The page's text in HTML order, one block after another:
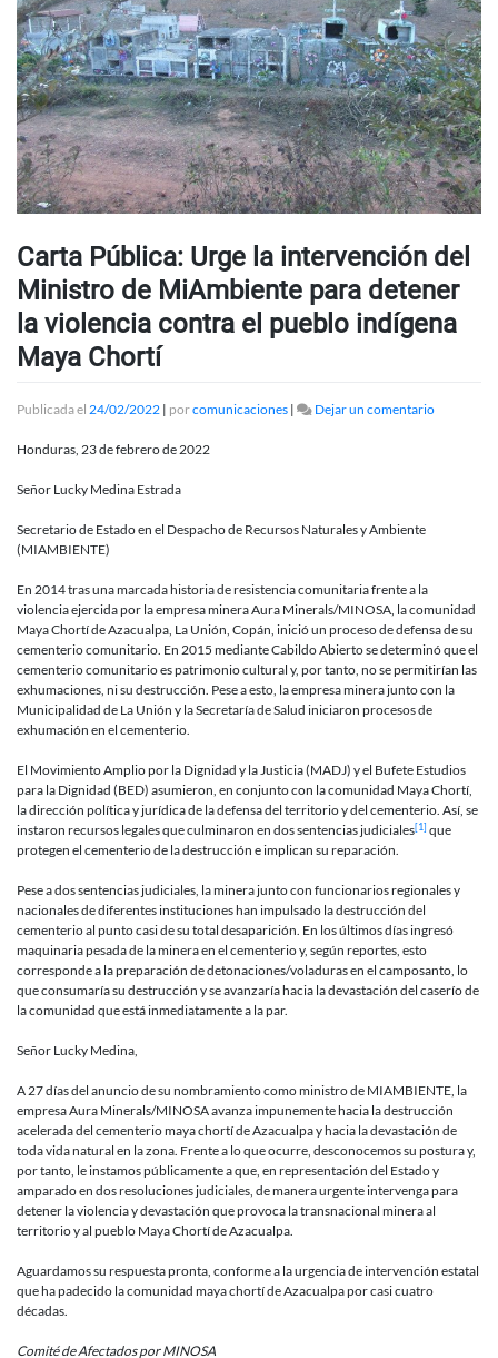
Carta Pública: Urge la intervención del
Ministro de MiAmbiente para detener
la violencia contra el pueblo indígena
Maya Chortí
Publicada el 24/02/2022 | porcomunicaciones | Dejar un comentarioen
para
detener
la
violencia
contra
Maya
Chortí
Honduras, 23 de febrero de 2022
Señor Lucky Medina Estrada
Secretario de Estado en el Despacho de Recursos Naturales y Ambiente
(MIAMBIENTE)
En 2014 tras una marcada historia de resistencia comunitaria frente a la
violencia ejercida por la empresa minera Aura Minerals/MINOSA, la comunidad
Maya Chortí de Azacualpa, La Unión, Copán, inició un proceso de defensa de su
cementerio comunitario. En 2015 mediante Cabildo Abierto se determinó que el
cementerio comunitario es patrimonio cultural y, por tanto, no se permitirían las
exhumaciones, ni su destrucción. Pese a esto, la empresa minera junto con la
Municipalidad de La Unión y la Secretaría de Salud iniciaron procesos de
exhumación en el cementerio.
El Movimiento Amplio por la Dignidad y la Justicia (MADJ) y el Bufete Estudios
para la Dignidad (BED) asumieron, en conjunto con la comunidad Maya Chortí,
la dirección política y jurídica de la defensa del territorio y del cementerio. Así, se
instaron recursos legales que culminaron en dos sentencias judiciales[1] que
protegen el cementerio de la destrucción e implican su reparación.
Pese a dos sentencias judiciales, la minera junto con funcionarios regionales y
nacionales de diferentes instituciones han impulsado la destrucción del
cementerio al punto casi de su total desaparición. En los últimos días ingresó
maquinaria pesada de la minera en el cementerio y, según reportes, esto
corresponde a la preparación de detonaciones/voladuras en el camposanto, lo
que consumaría su destrucción y se avanzaría hacia la devastación del caserío de
la comunidad que está inmediatamente a la par.
Señor Lucky Medina,
A 27 días del anuncio de su nombramiento como ministro de MIAMBIENTE, la
empresa Aura Minerals/MINOSA avanza impunemente hacia la destrucción
acelerada del cementerio maya chortí de Azacualpa y hacia la devastación de
toda vida natural en la zona. Frente a lo que ocurre, desconocemos su postura y,
por tanto, le instamos públicamente a que, en representación del Estado y
amparado en dos resoluciones judiciales, de manera urgente intervenga para
detener la violencia y devastación que provoca la transnacional minera al
territorio y al pueblo Maya Chortí de Azacualpa.
Aguardamos su respuesta pronta, conforme a la urgencia de intervención estatal
que ha padecido la comunidad maya chortí de Azacualpa por casi cuatro
décadas.
Comité de Afectados por MINOSA